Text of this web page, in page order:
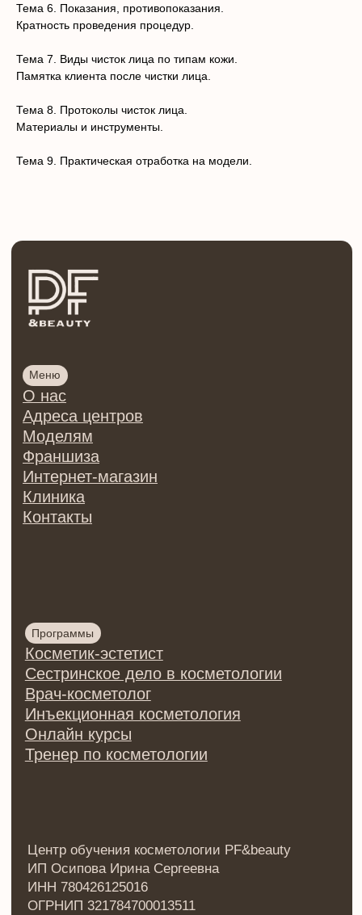
Тема 6. Показания, противопоказания.
Кратность проведения процедур.
Тема 7. Виды чисток лица по типам кожи.
Памятка клиента после чистки лица.
Тема 8. Протоколы чисток лица.
Материалы и инструменты.
Тема 9. Практическая отработка на модели.
ИП Осипова Ирина Сергеевна
ИНН 780426125016
ОГРНИП 321784700013511
Регистрационный номер лицензии:
№Л035-01271-78/00176869
от 28.09.2021 ©
2026 | Все права защищены
Политика конфиденциальности
Согласие на обработку
персональных данных
Договор оферты на оказание
образовательных услуг
Меню
О нас
Моделям
Франшиза
Контакты
Врач-косметолог
Онлайн курсы
Тренер по косметологии